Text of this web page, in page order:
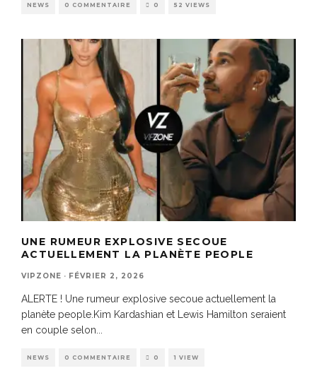
NEWS 0 COMMENTAIRE 0 52 VIEWS
UNE RUMEUR EXPLOSIVE SECOUE
ACTUELLEMENT LA PLANÈTE PEOPLE
VIPZONE · FÉVRIER 2, 2026
ALERTE ! Une rumeur explosive secoue actuellement la
planète people.Kim Kardashian et Lewis Hamilton seraient
en couple selon...
NEWS 0 COMMENTAIRE 0 1 VIEW